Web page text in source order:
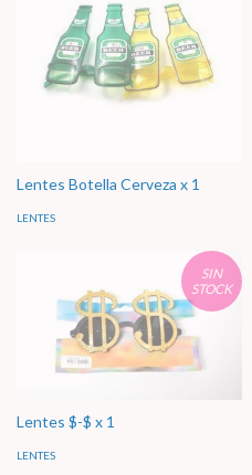
Lentes Botella Cerveza x 1
LENTES
SIN
STOCK
Lentes $-$ x 1
LENTES